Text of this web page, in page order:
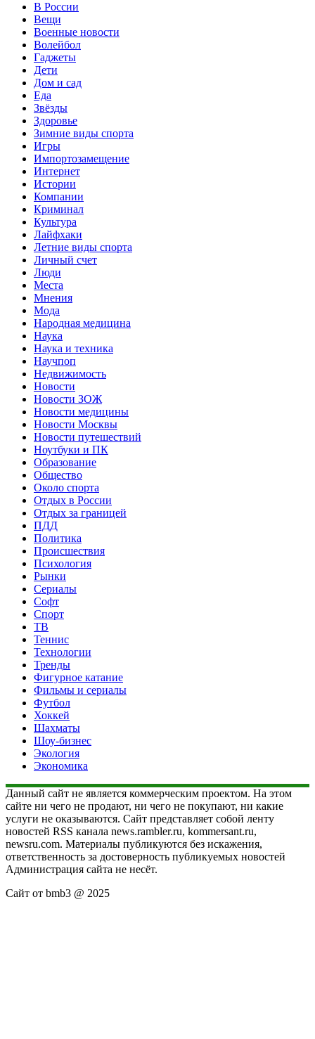
В России
Вещи
Военные новости
Волейбол
Гаджеты
Дети
Дом и сад
Еда
Звёзды
Здоровье
Зимние виды спорта
Игры
Импортозамещение
Интернет
Истории
Компании
Криминал
Культура
Лайфхаки
Летние виды спорта
Личный счет
Люди
Места
Мнения
Мода
Народная медицина
Наука
Наука и техника
Научпоп
Недвижимость
Новости
Новости ЗОЖ
Новости медицины
Новости Москвы
Новости путешествий
Ноутбуки и ПК
Образование
Общество
Около спорта
Отдых в России
Отдых за границей
ПДД
Политика
Происшествия
Психология
Рынки
Сериалы
Софт
Спорт
ТВ
Теннис
Технологии
Тренды
Фигурное катание
Фильмы и сериалы
Футбол
Хоккей
Шахматы
Шоу-бизнес
Экология
Экономика
Данный сайт не является коммерческим проектом. На этом
сайте ни чего не продают, ни чего не покупают, ни какие
услуги не оказываются. Сайт представляет собой ленту
новостей RSS канала news.rambler.ru, kommersant.ru,
newsru.com. Материалы публикуются без искажения,
ответственность за достоверность публикуемых новостей
Администрация сайта не несёт.
Сайт от bmb3 @ 2025